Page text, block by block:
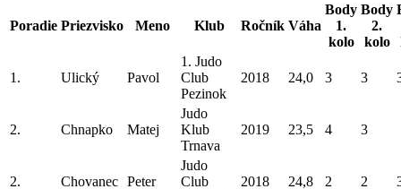
Poradie Priezvisko Meno Klub Ročník Váha
Body
1.
kolo
Body
2.
kolo
1. Ulický Pavol
1. Judo
Club
Pezinok
2018 24,0 3 3
2. Chnapko Matej
Judo
Klub
Trnava
2019 23,5 4 3
2. Chovanec Peter
Judo
Club
2018 24,8 2 2